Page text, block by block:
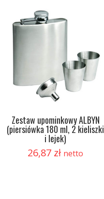
Zestaw upominkowy ALBYN
(piersiówka 180 ml, 2 kieliszki
i lejek)
26,87 zł netto